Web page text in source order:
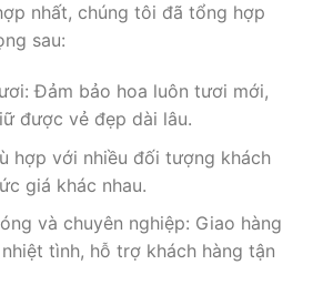
nhất, chúng tôi đã tổng hợp
sau:
Đảm bảo hoa luôn tươi mới,
được vẻ đẹp dài lâu.
hợp với nhiều đối tượng khách
giá khác nhau.
và chuyên nghiệp: Giao hàng
tình, hỗ trợ khách hàng tận